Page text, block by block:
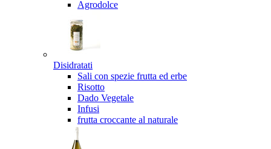
Agrodolce
Disidratati
Sali con spezie frutta ed erbe
Risotto
Dado Vegetale
Infusi
frutta croccante al naturale